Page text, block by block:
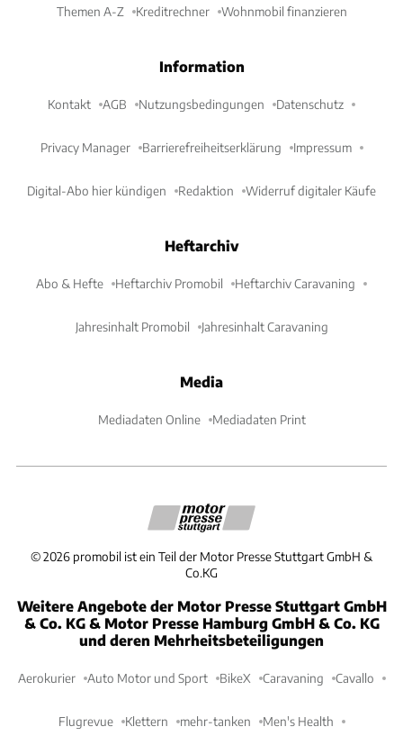
Themen A-Z Kreditrechner Wohnmobil finanzieren
Information
Kontakt AGB Nutzungsbedingungen Datenschutz
Privacy Manager Barrierefreiheitserklärung Impressum
Digital-Abo hier kündigen Redaktion Widerruf digitaler Käufe
Heftarchiv
Abo & Hefte Heftarchiv Promobil Heftarchiv Caravaning
Jahresinhalt Promobil Jahresinhalt Caravaning
Media
Mediadaten Online Mediadaten Print
©2026 promobil ist ein Teil der Motor Presse Stuttgart GmbH &
Co.KG
Weitere Angebote der Motor Presse Stuttgart GmbH
& Co. KG & Motor Presse Hamburg GmbH & Co. KG
und deren Mehrheitsbeteiligungen
Aerokurier Auto Motor und Sport BikeX Caravaning Cavallo
Flugrevue Klettern mehr-tanken Men's Health